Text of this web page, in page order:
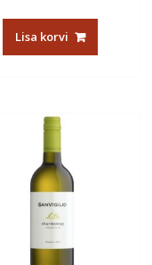
oli:
€13.12.
Lisa korvi